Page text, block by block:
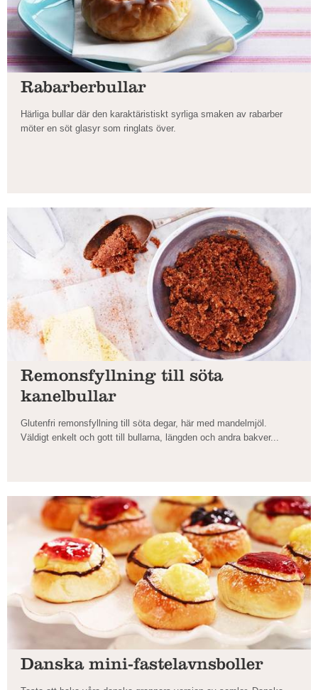
Rabarberbullar
Härliga bullar där den karaktäristiskt syrliga smaken av rabarber
möter en söt glasyr som ringlats över.
Remonsfyllning till söta
kanelbullar
Glutenfri remonsfyllning till söta degar, här med mandelmjöl.
Väldigt enkelt och gott till bullarna, längden och andra bakver...
Danska mini-fastelavnsboller